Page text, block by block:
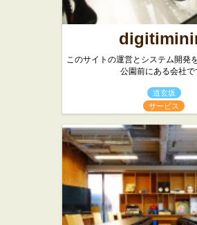
このサイトの運営とシステム開発
公園前にある会社で
道玄坂
サービス